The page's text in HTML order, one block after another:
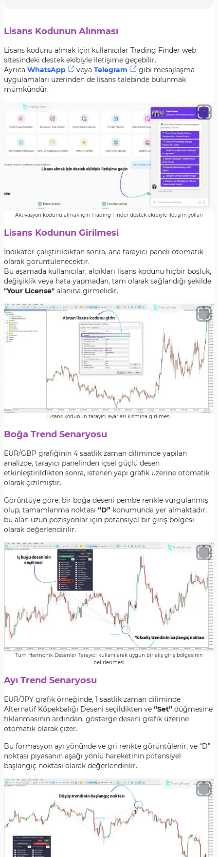
Lisans Kodunun Alınması
Lisans kodunu almak için kullanıcılar Trading Finder web
sitesindeki destek ekibiyle iletişime geçebilir.
Ayrıca WhatsApp veyaTelegram
gibi mesajlaşma
uygulamaları üzerinden de lisans talebinde bulunmak
mümkündür.
Aktivasyon kodunu almak için Trading Finder destek ekibiyle iletişim yolları
Lisans Kodunun Girilmesi
İndikatör çalıştırıldıktan sonra, ana tarayıcı paneli otomatik
olarak görüntülenecektir.
Bu aşamada kullanıcılar, aldıkları lisans kodunu hiçbir boşluk,
değişiklik veya hata yapmadan, tam olarak sağlandığı şekilde
"Your License" alanına girmelidir.
Lisans kodunun tarayıcı ayarları kısmına girilmesi
Boğa Trend Senaryosu
EUR/GBP grafiğinin 4 saatlik zaman diliminde yapılan
analizde, tarayıcı panelinden içsel güçlü desen
etkinleştirildikten sonra, istenen yapı grafik üzerine otomatik
olarak çizilmiştir.
Görüntüye göre, bir boğa deseni pembe renkle vurgulanmış
olup, tamamlanma noktası “D” konumunda yer almaktadır;
bu alan uzun pozisyonlar için potansiyel bir giriş bölgesi
olarak değerlendirilir.
Tüm Harmonik Desenler Tarayıcı kullanılarak uygun bir alış giriş bölgesinin
belirlenmesi
Ayı Trend Senaryosu
EUR/JPY grafik örneğinde, 1 saatlik zaman diliminde
Alternatif Köpekbalığı Deseni seçildikten ve “Set” düğmesine
tıklanmasının ardından, gösterge deseni grafik üzerine
otomatik olarak çizer.
Bu formasyon ayı yönünde ve gri renkte görüntülenir, ve “D”
noktası piyasanın aşağı yönlü hareketinin potansiyel
başlangıç noktası olarak değerlendirilir.